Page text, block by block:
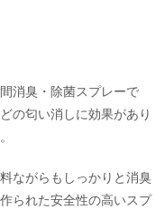
消臭・除菌スプレーで
の匂い消しに効果があり
ながらもしっかりと消臭
られた安全性の高いスプ